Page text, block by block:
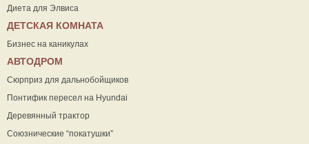
Диета для Элвиса
ДЕТСКАЯ КОМНАТА
Бизнес на каникулах
АВТОДРОМ
Сюрприз для дальнобойщиков
Понтифик пересел на Hyundai
Деревянный трактор
Союзнические “покатушки”